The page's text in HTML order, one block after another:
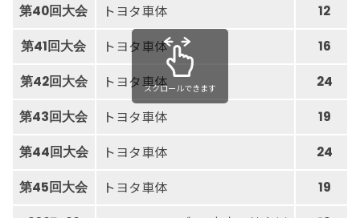
第40回大会 トヨタ車体 12
第41回大会 トヨタ車体 16
第42回大会 トヨタ車体 24
第43回大会 トヨタ車体 19
第44回大会 トヨタ車体 24
第45回大会 トヨタ車体 19
スクロールできます